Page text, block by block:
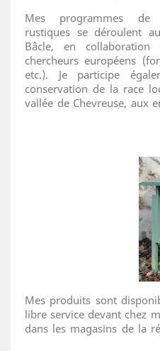
Mes programmes de
rustiques se déroulent
Bâcle, en
chercheurs européens
etc.). Je participe
conservation de la race
vallée de Chevreuse, aux
Mes produits sont
libre service devant chez
dans les magasins de la